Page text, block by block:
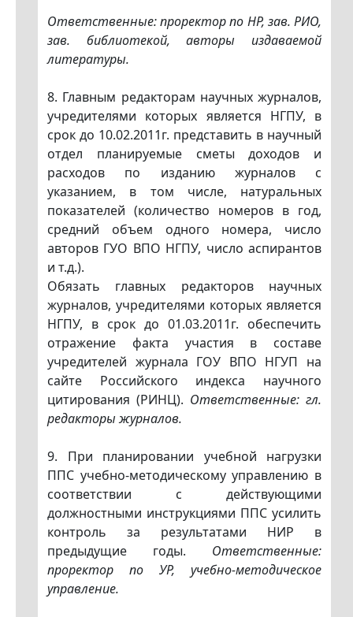
Ответственные: проректор по HP, зав. РИО,
зав. библиотекой, авторы издаваемой
литературы.
8. Главным редакторам научных журналов,
учредителями которых является НГПУ, в
срок до 10.02.2011г. представить в научный
отдел планируемые сметы доходов и
расходов по изданию журналов с
указанием, в том числе, натуральных
показателей (количество номеров в год,
средний объем одного номера, число
авторов ГУО ВПО НГПУ, число аспирантов
и т.д.).
Обязать главных редакторов научных
журналов, учредителями которых является
НГПУ, в срок до 01.03.2011г. обеспечить
отражение факта участия в составе
учредителей журнала ГОУ ВПО НГУП на
сайте Российского индекса научного
цитирования (РИНЦ). Ответственные: гл.
редакторы журналов.
9. При планировании учебной нагрузки
ППС учебно-методическому управлению в
соответствии с действующими
должностными инструкциями ППС усилить
контроль за результатами НИР в
предыдущие годы. Ответственные:
проректор по УР, учебно-методическое
управление.